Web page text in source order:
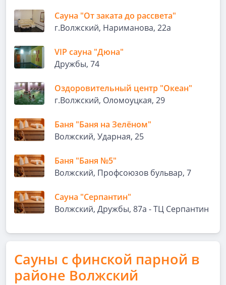
Сауна "От заката до рассвета"
г.Волжский, Нариманова, 22а
VIP сауна "Дюна"
Дружбы, 74
Оздоровительный центр "Океан"
г.Волжский, Оломоуцкая, 29
Баня "Баня на Зелёном"
Волжский, Ударная, 25
Баня "Баня №5"
Волжский, Профсоюзов бульвар, 7
Сауна "Серпантин"
Волжский, Дружбы, 87а - ТЦ Серпантин
Сауны с финской парной в
районе Волжский